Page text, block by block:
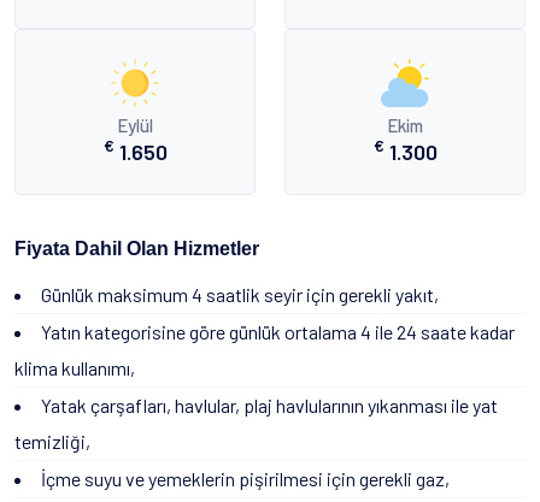
Eylül
€ 1.650
Ekim
€ 1.300
Fiyata Dahil Olan Hizmetler
Günlük maksimum 4 saatlik seyir için gerekli yakıt,
Yatın kategorisine göre günlük ortalama 4 ile 24 saate kadar
klima kullanımı,
Yatak çarşafları, havlular, plaj havlularının yıkanması ile yat
temizliği,
İçme suyu ve yemeklerin pişirilmesi için gerekli gaz,